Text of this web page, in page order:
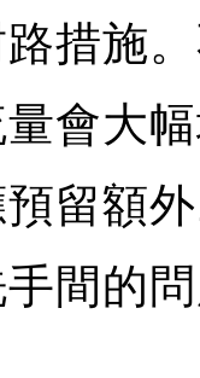
措施
會大
留額
間的